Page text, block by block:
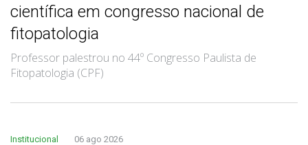
científica em congresso nacional de
fitopatologia
Professor palestrou no 44º Congresso Paulista de
Fitopatologia (CPF)
Institucional 06 ago 2026